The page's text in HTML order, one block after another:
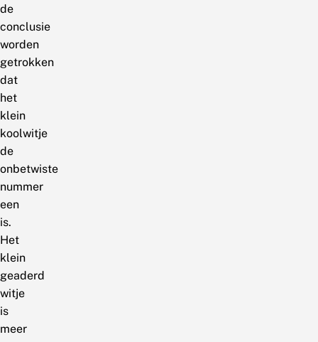
de
conclusie
worden
getrokken
dat
het
klein
koolwitje
de
onbetwiste
nummer
een
is.
Het
klein
geaderd
witje
is
meer